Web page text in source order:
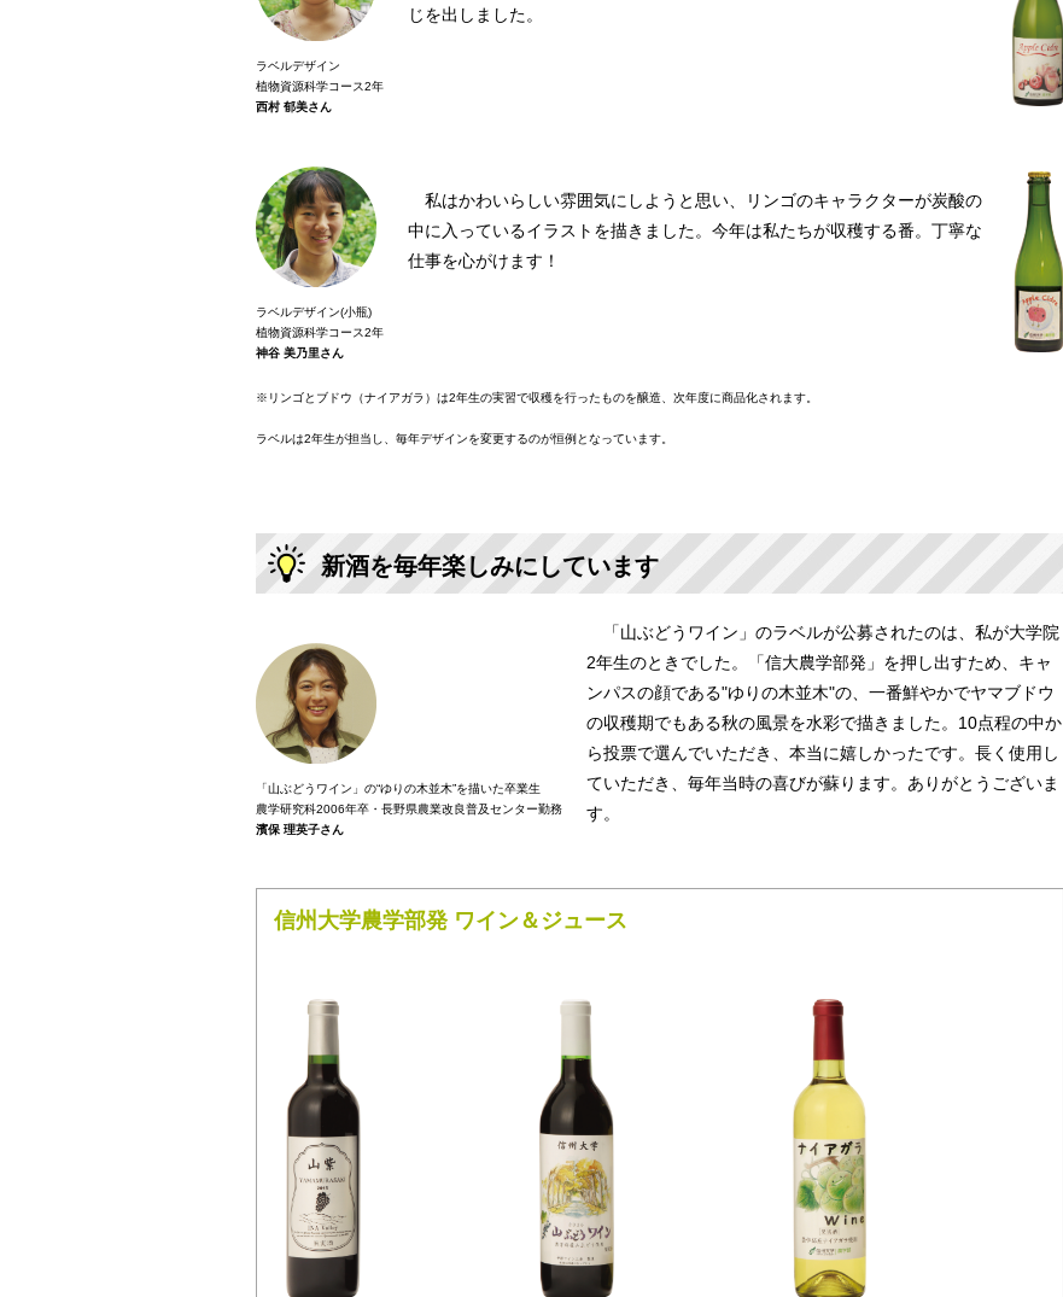
ラベルデザイン
植物資源科学コース2年
西村 郁美さん
じを出しました。
ラベルデザイン(小瓶)
植物資源科学コース2年
神谷 美乃里さん
私はかわいらしい雰囲気にしようと思い、リンゴのキャラクターが炭酸の
中に入っているイラストを描きました。今年は私たちが収穫する番。丁寧な
仕事を心がけます！
※リンゴとブドウ（ナイアガラ）は2年生の実習で収穫を行ったものを醸造、次年度に商品化されます。
ラベルは2年生が担当し、毎年デザインを変更するのが恒例となっています。
新酒を毎年楽しみにしています
「山ぶどうワイン」の“ゆりの木並木”を描いた卒業生
農学研究科2006年卒・長野県農業改良普及センター勤務
濱保 理英子さん
「山ぶどうワイン」のラベルが公募されたのは、私が大学院
2年生のときでした。「信大農学部発」を押し出すため、キャ
ンパスの顔である"ゆりの木並木"の、一番鮮やかでヤマブドウ
の収穫期でもある秋の風景を水彩で描きました。10点程の中か
ら投票で選んでいただき、本当に嬉しかったです。長く使用し
ていただき、毎年当時の喜びが蘇ります。ありがとうございま
す。
信州大学農学部発 ワイン＆ジュース